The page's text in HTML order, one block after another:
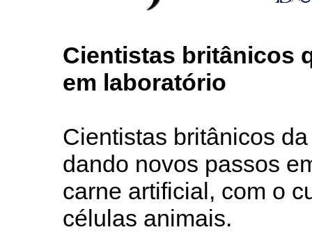
Cientistas britânicos
em laboratório
Cientistas britânicos
dando novos passos
carne artificial, com o
células animais.